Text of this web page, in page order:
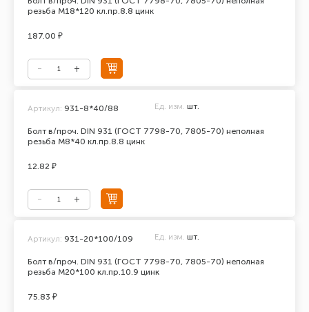
резьба М18*120 кл.пр.8.8 цинк
187.00 ₽
Болт в/проч. DIN 931 (ГОСТ 7798-70, 7805-70) неполная
резьба М8*40 кл.пр.8.8 цинк
Артикул: 931-8*40/88 Ед. изм. шт.
12.82 ₽
Болт в/проч. DIN 931 (ГОСТ 7798-70, 7805-70) неполная
резьба М20*100 кл.пр.10.9 цинк
Артикул: 931-20*100/109 Ед. изм. шт.
75.83 ₽